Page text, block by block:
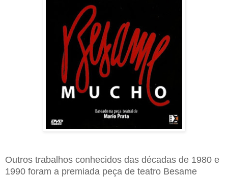
Outros trabalhos conhecidos das décadas de 1980 e
1990 foram a premiada peça de teatro Besame